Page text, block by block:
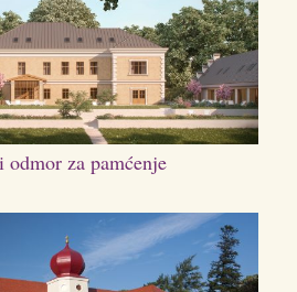
odmor za pamćenje